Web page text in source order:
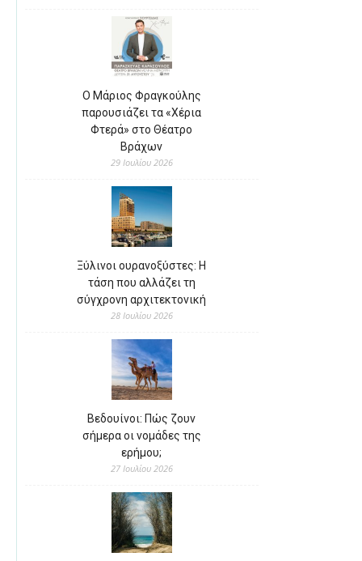
Ο Μάριος Φραγκούλης
παρουσιάζει τα «Χέρια
Φτερά» στο Θέατρο
Βράχων
29 Ιουλίου 2026
Ξύλινοι ουρανοξύστες: Η
τάση που αλλάζει τη
σύγχρονη αρχιτεκτονική
28 Ιουλίου 2026
Βεδουίνοι: Πώς ζουν
σήμερα οι νομάδες της
ερήμου;
27 Ιουλίου 2026